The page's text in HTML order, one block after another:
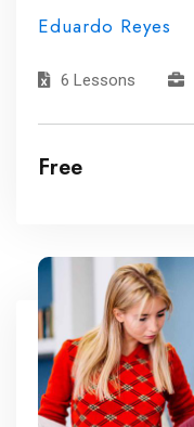
Eduardo Reyes
6 Lessons
Free